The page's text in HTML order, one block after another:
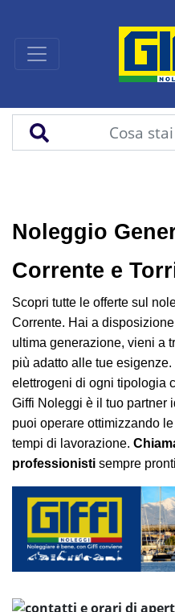
Noleggio
Corrente e
Scopri tutte le offerte sul
Corrente. Hai a disposizione
ultima generazione, vieni a
più adatto alle tue
elettrogeni di ogni tipologia
Giffi Noleggi è il tuo partner
puoi operare ottimizzando
tempi di lavorazione.
professionisti sempre